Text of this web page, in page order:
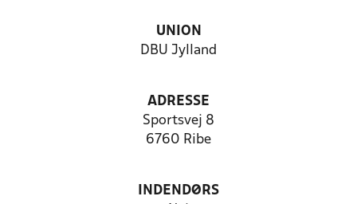
UNION
DBU Jylland
ADRESSE
Sportsvej 8
6760 Ribe
INDENDØRS